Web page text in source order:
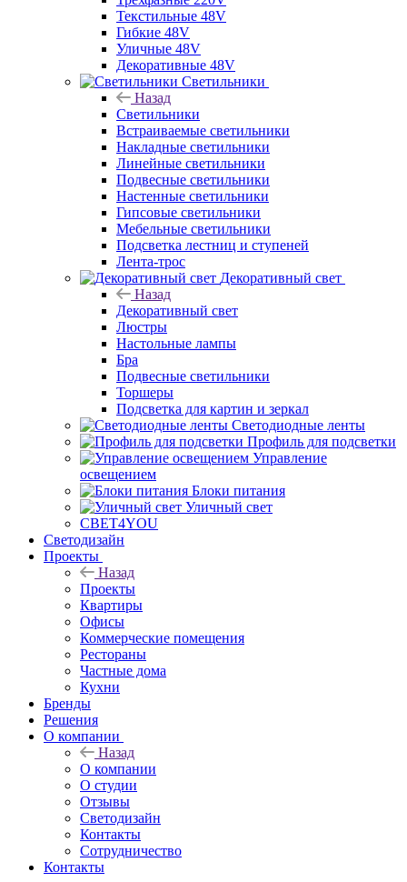
Текстильные 48V
Гибкие 48V
Уличные 48V
Декоративные 48V
Светильники
Назад
Светильники
Встраиваемые светильники
Накладные светильники
Линейные светильники
Подвесные светильники
Настенные светильники
Гипсовые светильники
Мебельные светильники
Подсветка лестниц и ступеней
Лента-трос
Декоративный свет
Назад
Декоративный свет
Люстры
Настольные лампы
Бра
Подвесные светильники
Торшеры
Подсветка для картин и зеркал
Светодиодные ленты
Профиль для подсветки
Управление
освещением
Блоки питания
Уличный свет
СВЕТ4YOU
Светодизайн
Проекты
Назад
Проекты
Квартиры
Офисы
Коммерческие помещения
Рестораны
Частные дома
Кухни
Бренды
Решения
О компании
Назад
О компании
О студии
Отзывы
Светодизайн
Контакты
Сотрудничество
Контакты